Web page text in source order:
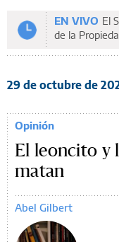
EN VIVO El
de la
29 de octubre de
Opinión
El leoncito y
matan
Abel Gilbert